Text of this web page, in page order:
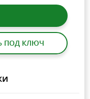
ПОД КЛЮЧ